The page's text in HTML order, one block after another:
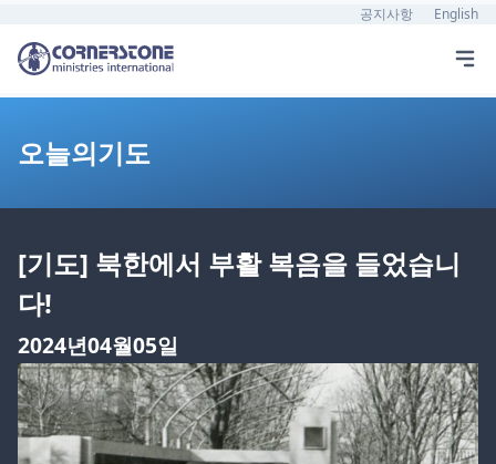
공지사항 English
오늘의기도
[기도] 북한에서 부활 복음을 들었습니
다!
2024년04월05일